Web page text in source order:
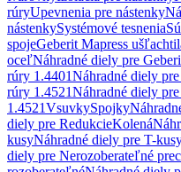
rúryUpevnenia pre nástenky
nástenkySystémové tesnenia
spojeGeberit Mapress
oceľNáhradné diely pre
rúry 1.4401Náhradné diely
rúry 1.4521Náhradné diely
1.4521VsuvkySpojky
diely pre RedukcieKolená
kusyNáhradné diely pre T-
diely pre Nerozoberateľné